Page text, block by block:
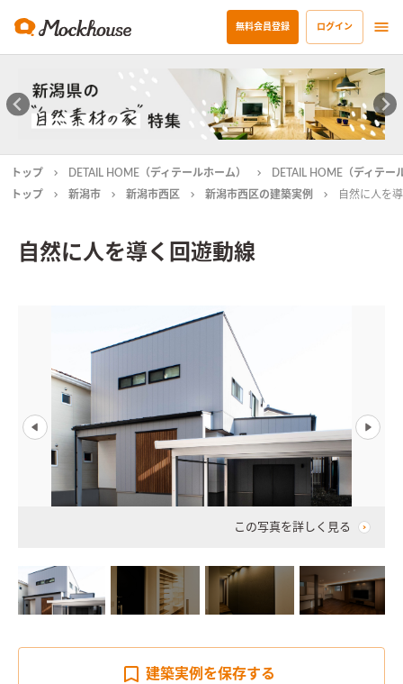
無料会員登録 ログイン
トップ DETAIL HOME（ディテールホーム）
DETAIL HOME（ディテ
トップ
新潟市 新潟市西区 新潟市西区の建築実例 自然に人を
自然に人を導く回遊動線
この写真を詳しく見る
建築実例を保存する